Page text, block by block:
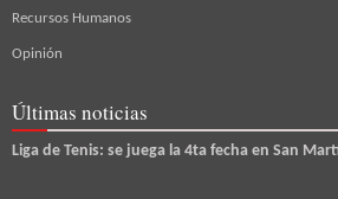
Recursos Humanos
Opinión
Últimas noticias
Liga de Tenis: se juega la 4ta fecha en San